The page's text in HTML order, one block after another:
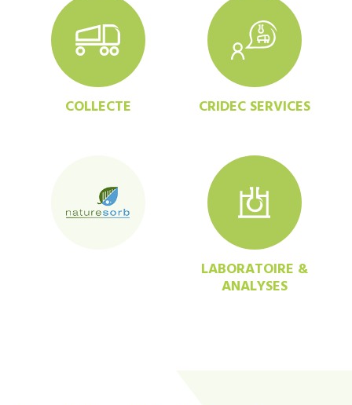
COLLECTE CRIDEC SERVICES
LABORATOIRE &
ANALYSES